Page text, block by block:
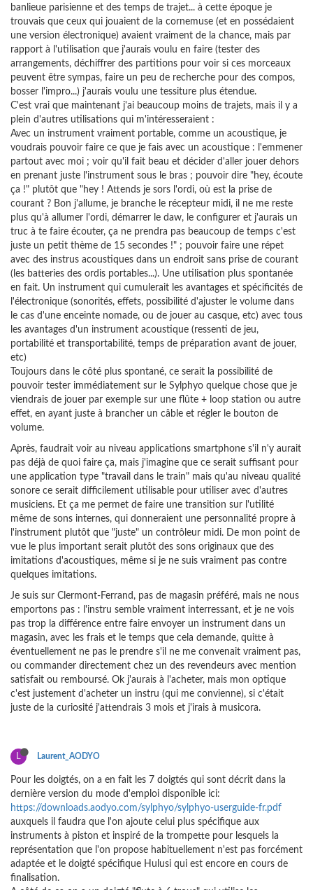
banlieue parisienne et des temps de trajet... à cette époque je
trouvais que ceux qui jouaient de la cornemuse (et en possédaient
une version électronique) avaient vraiment de la chance, mais par
rapport à l'utilisation que j'aurais voulu en faire (tester des
arrangements, déchiffrer des partitions pour voir si ces morceaux
peuvent être sympas, faire un peu de recherche pour des compos,
bosser l'impro...) j'aurais voulu une tessiture plus étendue.
C'est vrai que maintenant j'ai beaucoup moins de trajets, mais il y a
plein d'autres utilisations qui m'intéresseraient :
Avec un instrument vraiment portable, comme un acoustique, je
voudrais pouvoir faire ce que je fais avec un acoustique : l'emmener
partout avec moi ; voir qu'il fait beau et décider d'aller jouer dehors
en prenant juste l'instrument sous le bras ; pouvoir dire "hey, écoute
ça !" plutôt que "hey ! Attends je sors l'ordi, où est la prise de
courant ? Bon j'allume, je branche le récepteur midi, il ne me reste
plus qu'à allumer l'ordi, démarrer le daw, le configurer et j'aurais un
truc à te faire écouter, ça ne prendra pas beaucoup de temps c'est
juste un petit thème de 15 secondes !" ; pouvoir faire une répet
avec des instrus acoustiques dans un endroit sans prise de courant
(les batteries des ordis portables...). Une utilisation plus spontanée
en fait. Un instrument qui cumulerait les avantages et spécificités de
l'électronique (sonorités, effets, possibilité d'ajuster le volume dans
le cas d'une enceinte nomade, ou de jouer au casque, etc) avec tous
les avantages d'un instrument acoustique (ressenti de jeu,
portabilité et transportabilité, temps de préparation avant de jouer,
etc)
Toujours dans le côté plus spontané, ce serait la possibilité de
pouvoir tester immédiatement sur le Sylphyo quelque chose que je
viendrais de jouer par exemple sur une flûte + loop station ou autre
effet, en ayant juste à brancher un câble et régler le bouton de
volume.
Après, faudrait voir au niveau applications smartphone s'il n'y aurait
pas déjà de quoi faire ça, mais j'imagine que ce serait suffisant pour
une application type "travail dans le train" mais qu'au niveau qualité
sonore ce serait difficilement utilisable pour utiliser avec d'autres
musiciens. Et ça me permet de faire une transition sur l'utilité
même de sons internes, qui donneraient une personnalité propre à
l'instrument plutôt que "juste" un contrôleur midi. De mon point de
vue le plus important serait plutôt des sons originaux que des
imitations d'acoustiques, même si je ne suis vraiment pas contre
quelques imitations.
Je suis sur Clermont-Ferrand, pas de magasin préféré, mais ne nous
emportons pas : l'instru semble vraiment interressant, et je ne vois
pas trop la différence entre faire envoyer un instrument dans un
magasin, avec les frais et le temps que cela demande, quitte à
éventuellement ne pas le prendre s'il ne me convenait vraiment pas,
ou commander directement chez un des revendeurs avec mention
satisfait ou remboursé. Ok j'aurais à l'acheter, mais mon optique
c'est justement d'acheter un instru (qui me convienne), si c'était
juste de la curiosité j'attendrais 3 mois et j'irais à musicora.
L Laurent_AODYO
Pour les doigtés, on a en fait les 7 doigtés qui sont décrit dans la
dernière version du mode d'emploi disponible ici:
https://downloads.aodyo.com/sylphyo/sylphyo-userguide-fr.pdf
auxquels il faudra que l'on ajoute celui plus spécifique aux
instruments à piston et inspiré de la trompette pour lesquels la
représentation que l'on propose habituellement n'est pas forcément
adaptée et le doigté spécifique Hulusi qui est encore en cours de
finalisation.